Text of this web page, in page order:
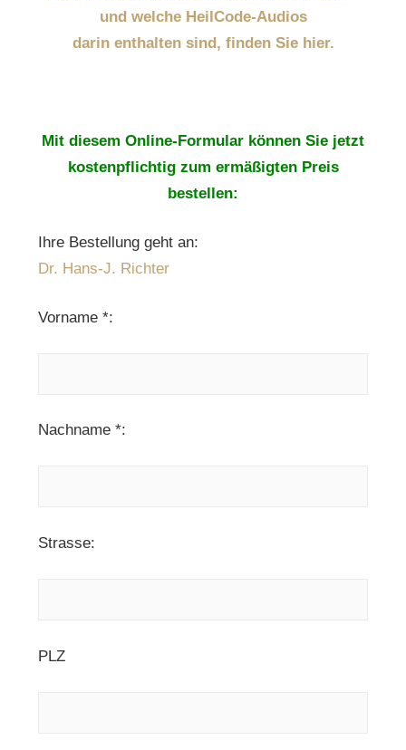
und welche HeilCode-Audios
darin enthalten sind, finden Sie hier.
Mit diesem Online-Formular können Sie jetzt
kostenpflichtig zum ermäßigten Preis
bestellen:
Ihre Bestellung geht an:
Dr. Hans-J. Richter
Vorname *:
Nachname *:
Strasse:
PLZ